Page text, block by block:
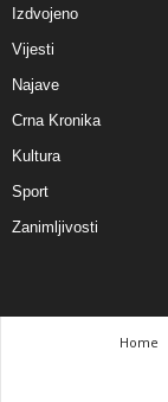
Izdvojeno
Vijesti
Najave
Crna Kronika
Kultura
Sport
Zanimljivosti
Home